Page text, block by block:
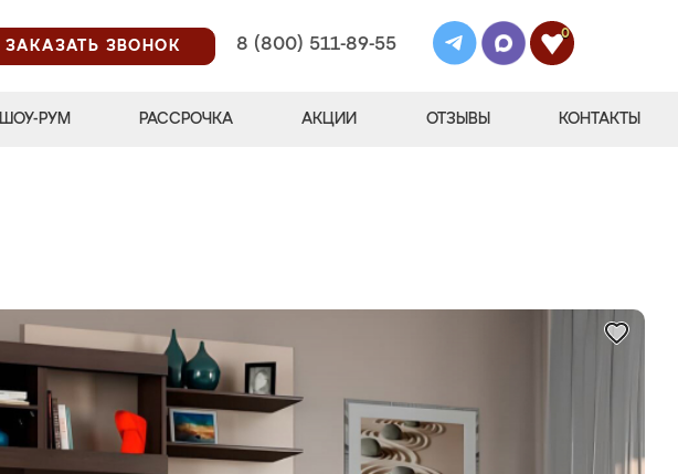
ЗАКАЗАТЬ ЗВОНОК
8 (800) 511-89-55
0
ШОУ-РУМ РАССРОЧКА АКЦИИ ОТЗЫВЫ КОНТАКТЫ